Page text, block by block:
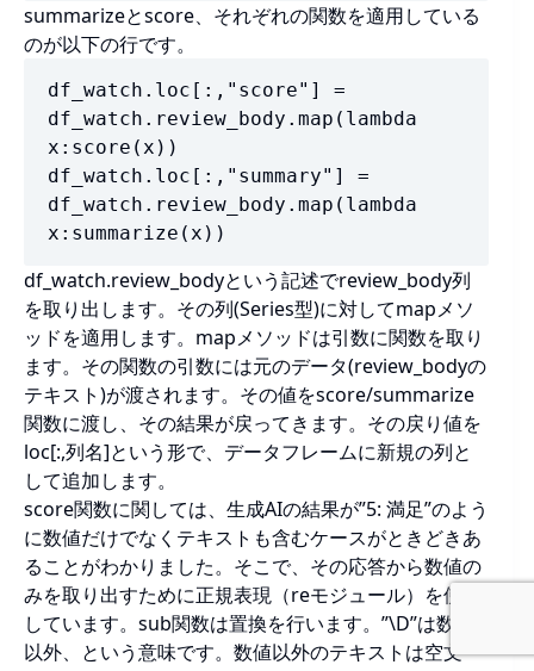
summarizeとscore、それぞれの関数を適用している
のが以下の行です。
df_watch.loc[:,"score"] =
df_watch.review_body.map(lambda
x:score(x))
df_watch.loc[:,"summary"] =
df_watch.review_body.map(lambda
x:summarize(x))
df_watch.review_bodyという記述でreview_body列
を取り出します。その列(Series型)に対してmapメソ
ッドを適用します。mapメソッドは引数に関数を取り
ます。その関数の引数には元のデータ(review_bodyの
テキスト)が渡されます。その値をscore/summarize
関数に渡し、その結果が戻ってきます。その戻り値を
loc[:,列名]という形で、データフレームに新規の列と
して追加します。
score関数に関しては、生成AIの結果が”5: 満足”のよう
に数値だけでなくテキストも含むケースがときどきあ
ることがわかりました。そこで、その応答から数値の
みを取り出すために正規表現（reモジュール）を使用
しています。sub関数は置換を行います。”\D”は数値
以外、という意味です。数値以外のテキストは空文